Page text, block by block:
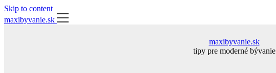
Skip to content
maxibyvanie.sk
maxibyvanie.sk
tipy pre moderné bývanie